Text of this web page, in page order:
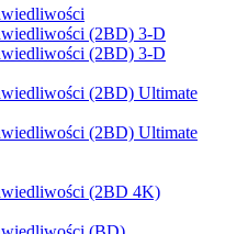
(2BD) 3-D
(2BD) 3-D
(2BD) Ultimate
(2BD) Ultimate
(2BD 4K)